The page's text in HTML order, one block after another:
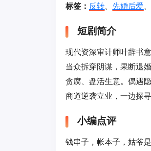
标签： 反转、 先婚后爱、
短剧简介
现代资深审计师叶辞书
当众拆穿阴谋，果断退
贪腐、盘活生意。偶遇
商道逆袭立业，一边探
小编点评
钱串子，帐本子，姑爷